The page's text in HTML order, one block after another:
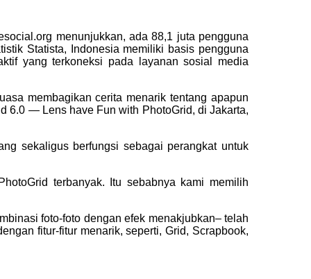
menunjukkan, ada 88,1 juta pengguna
Statista, Indonesia memiliki basis pengguna
yang terkoneksi pada layanan sosial media
membagikan cerita menarik tentang apapun
6.0 — Lens have Fun with PhotoGrid, di Jakarta,
sekaligus berfungsi sebagai perangkat untuk
terbanyak. Itu sebabnya kami memilih
foto-foto dengan efek menakjubkan– telah
fitur-fitur menarik, seperti, Grid, Scrapbook,